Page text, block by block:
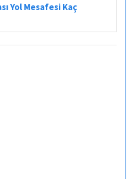
Yol Mesafesi Kaç